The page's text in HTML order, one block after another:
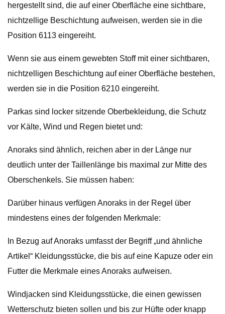
hergestellt sind, die auf einer Oberfläche eine sichtbare,
nichtzellige Beschichtung aufweisen, werden sie in die
Position 6113 eingereiht.
Wenn sie aus einem gewebten Stoff mit einer sichtbaren,
nichtzelligen Beschichtung auf einer Oberfläche bestehen,
werden sie in die Position 6210 eingereiht.
Parkas sind locker sitzende Oberbekleidung, die Schutz
vor Kälte, Wind und Regen bietet und:
Anoraks sind ähnlich, reichen aber in der Länge nur
deutlich unter der Taillenlänge bis maximal zur Mitte des
Oberschenkels. Sie müssen haben:
Darüber hinaus verfügen Anoraks in der Regel über
mindestens eines der folgenden Merkmale:
In Bezug auf Anoraks umfasst der Begriff „und ähnliche
Artikel“ Kleidungsstücke, die bis auf eine Kapuze oder ein
Futter die Merkmale eines Anoraks aufweisen.
Windjacken sind Kleidungsstücke, die einen gewissen
Wetterschutz bieten sollen und bis zur Hüfte oder knapp